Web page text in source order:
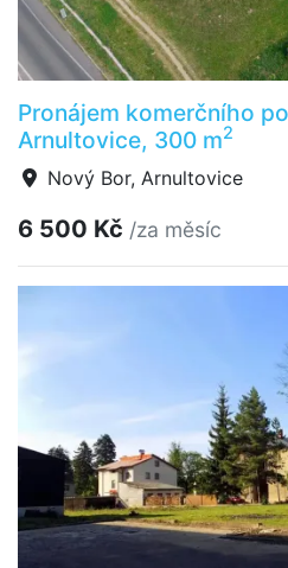
Pronájem komerčního
Arnultovice, 300 m2
Nový Bor, Arnultovice
6 500 Kč /za měsíc